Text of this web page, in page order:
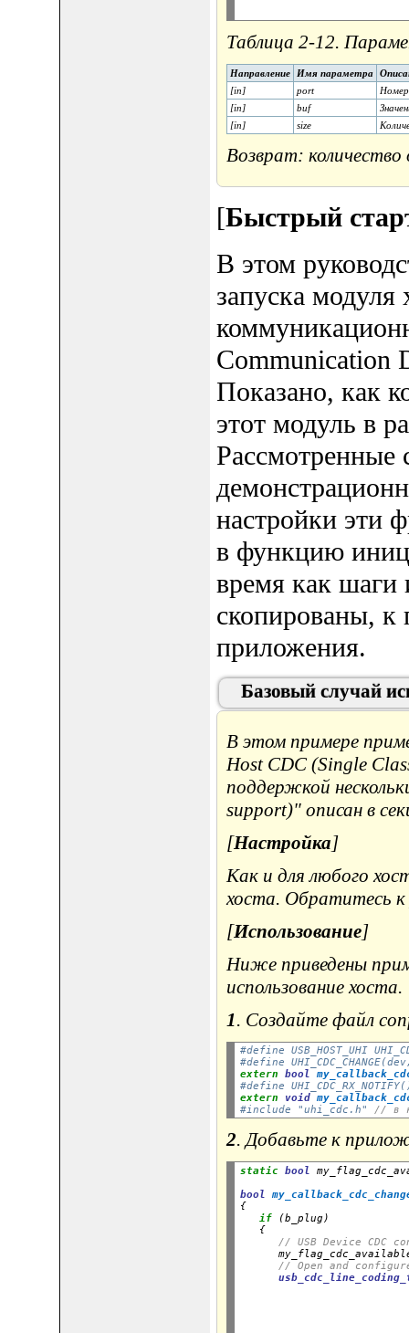
Таблица 2-12.
Направление Имя параметра
[in]
port
[in]
buf
[in]
size
Возврат:
[Быстрый
В этом
запуска модуля
Communication
Показано, как
этот модуль в
Рассмотренные
настройки эти
в функцию
время как шаги
скопированы, к
приложения.
Базовый случай
В этом примере
Host CDC (Single
поддержкой
support)" описан в
[Настройка]
Как и для любого
хоста. Обратитесь к
[Использование]
Ниже приведены
использование хоста.
1. Создайте файл
#define USB_HOST_UHI
#define
extern
bool
#define
extern
void
#include "uhi_cdc.h" // в
2. Добавьте к
static bool
bool
{
if (b_plug)
   {
// USB Device CDC
// Open and